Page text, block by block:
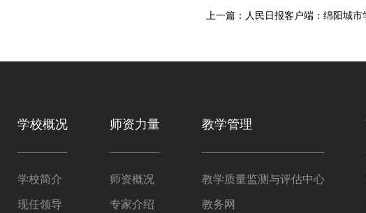
学校概况
学校简介
现任领导
师资力量
师资概况
专家介绍
教学管理
教学质量监测与评估中心
教务网